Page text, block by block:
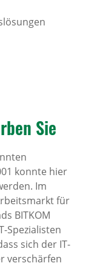
Sie
konnte hier
Im
für
BITKOM
Spezialisten
sich der IT-
verschärfen